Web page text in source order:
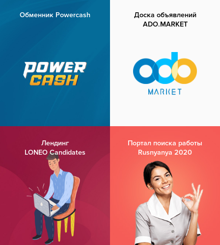
Обменник Powercash
Доска объявлений
ADO.MARKET
Лендинг
LONEO Candidates
Портал поиска работы
Rusnyanya 2020